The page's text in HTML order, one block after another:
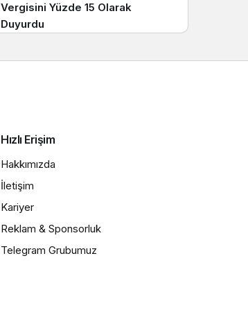
Vergisini Yüzde 15 Olarak
Duyurdu
Hızlı Erişim
Hakkımızda
İletişim
Kariyer
Reklam & Sponsorluk
Telegram Grubumuz